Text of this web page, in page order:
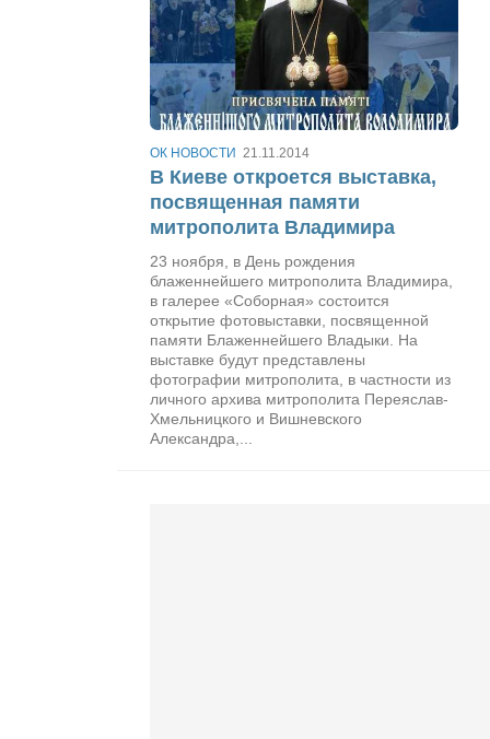
ОК НОВОСТИ 21.11.2014
В Киеве откроется выставка,
посвященная памяти
митрополита Владимира
23 ноября, в День рождения
блаженнейшего митрополита Владимира,
в галерее «Соборная» состоится
открытие фотовыставки, посвященной
памяти Блаженнейшего Владыки. На
выставке будут представлены
фотографии митрополита, в частности из
личного архива митрополита Переяслав-
Хмельницкого и Вишневского
Александра,...